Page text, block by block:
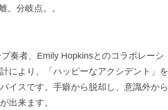
。分岐点。。
奏者、Emily Hopkinsとのコラボレーシ
により、「ハッピーなアクシデント」を
イスです。手癖から脱却し、意識外から
出来ます。